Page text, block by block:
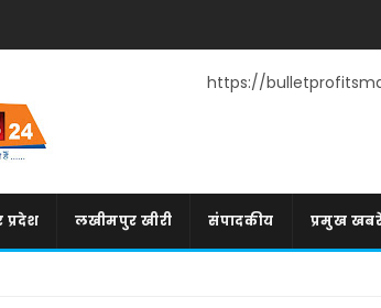
https://
प्रदेश लखीमपुर खीरी संपादकीय प्रमुख